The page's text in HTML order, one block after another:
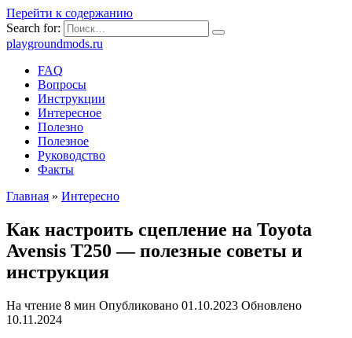
Перейти к содержанию
Search for:
playgroundmods.ru
FAQ
Вопросы
Инструкции
Интересное
Полезно
Полезное
Руководство
Факты
Главная » Интересно
Как настроить сцепление на Toyota
Avensis T250 — полезные советы и
инструкция
На чтение 8 мин Опубликовано 01.10.2023 Обновлено
10.11.2024